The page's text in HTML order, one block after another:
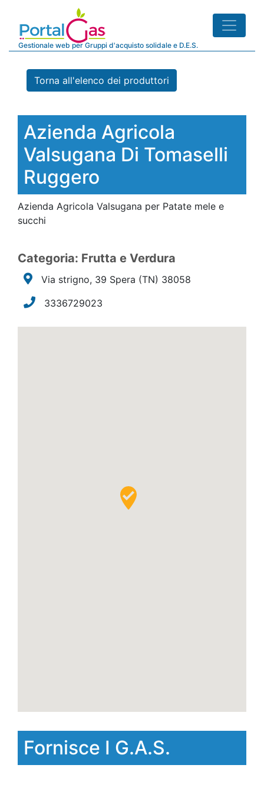
Gestionale web per Gruppi d'acquisto solidale e D.E.S.
Torna all'elenco dei produttori
Azienda Agricola
Valsugana Di Tomaselli
Ruggero
Azienda Agricola Valsugana per Patate mele e
succhi
Categoria: Frutta e Verdura
Via strigno, 39 Spera (TN) 38058
3336729023
Fornisce I G.A.S.